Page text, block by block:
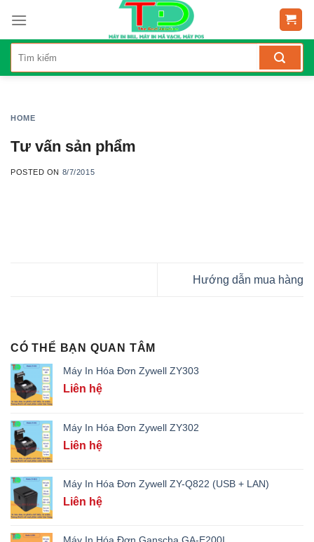
content
HOME
Tư vấn sản phẩm
POSTED ON 8/7/2015
Hướng dẫn mua hàng
CÓ THỂ BẠN QUAN TÂM
Máy In Hóa Đơn Zywell ZY303
Liên hệ
Máy In Hóa Đơn Zywell ZY302
Liên hệ
Máy In Hóa Đơn Zywell ZY-Q822 (USB + LAN)
Liên hệ